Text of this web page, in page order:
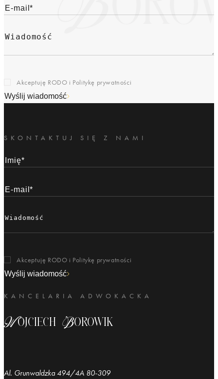
Akceptuję RODO i Politykę prywatności
Wyślij wiadomość
KANCELARIA ADWOKACKA
Wojciech Borowik
Al. Grunwaldzka 494/4A 80-309
SKONTAKTUJ SIĘ Z NAMI
Akceptuję RODO i Politykę prywatności
Wyślij wiadomość